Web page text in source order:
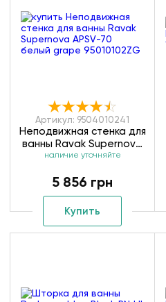
Артикул: 9504010241
Неподвижная стенка для
ванны Ravak Supernova
APSV-80 белый rain
наличие уточняйте
5 856 грн
Купить